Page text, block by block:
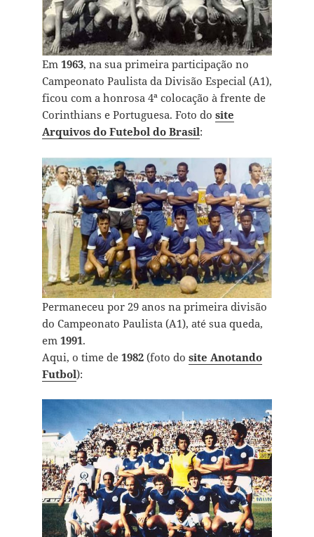
Em 1963, na sua primeira participação no
Campeonato Paulista da Divisão Especial (A1),
ficou com a honrosa 4ª colocação à frente de
Corinthians e Portuguesa. Foto do site
Arquivos do Futebol do Brasil:
Permaneceu por 29 anos na primeira divisão
do Campeonato Paulista (A1), até sua queda,
em 1991.
Aqui, o time de 1982(foto do site Anotando
Futbol):